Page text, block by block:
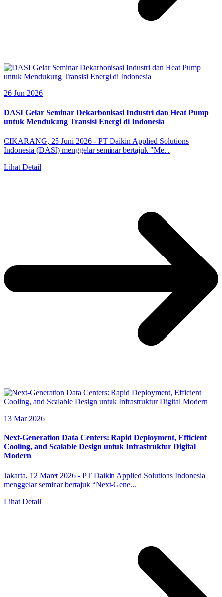
26 Jun 2026
DASI Gelar Seminar Dekarbonisasi Industri dan Heat Pump
untuk Mendukung Transisi Energi di Indonesia
CIKARANG, 25 Juni 2026 - PT Daikin Applied Solutions
Indonesia (DASI) menggelar seminar bertajuk "Me...
Lihat Detail
13 Mar 2026
Next-Generation Data Centers: Rapid Deployment, Efficient
Cooling, and Scalable Design untuk Infrastruktur Digital
Modern
Jakarta, 12 Maret 2026 - PT Daikin Applied Solutions Indonesia
menggelar seminar bertajuk “Next-Gene...
Lihat Detail